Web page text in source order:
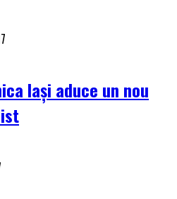
Iași aduce un nou